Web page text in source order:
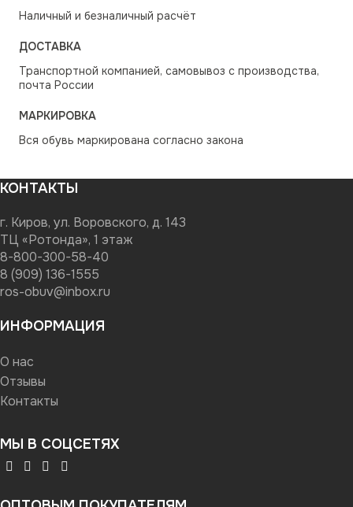
Наличный и безналичный расчёт
ДОСТАВКА
Транспортной компанией, самовывоз с производства,
почта России
МАРКИРОВКА
Вся обувь маркирована согласно закона
КОНТАКТЫ
г. Киров, ул. Воровского, д. 143
ТЦ «Ротонда», 1 этаж
8-800-300-58-40
8 (909) 136-1555
ros-obuv@inbox.ru
ИНФОРМАЦИЯ
О нас
Отзывы
Контакты
МЫ В СОЦСЕТЯХ